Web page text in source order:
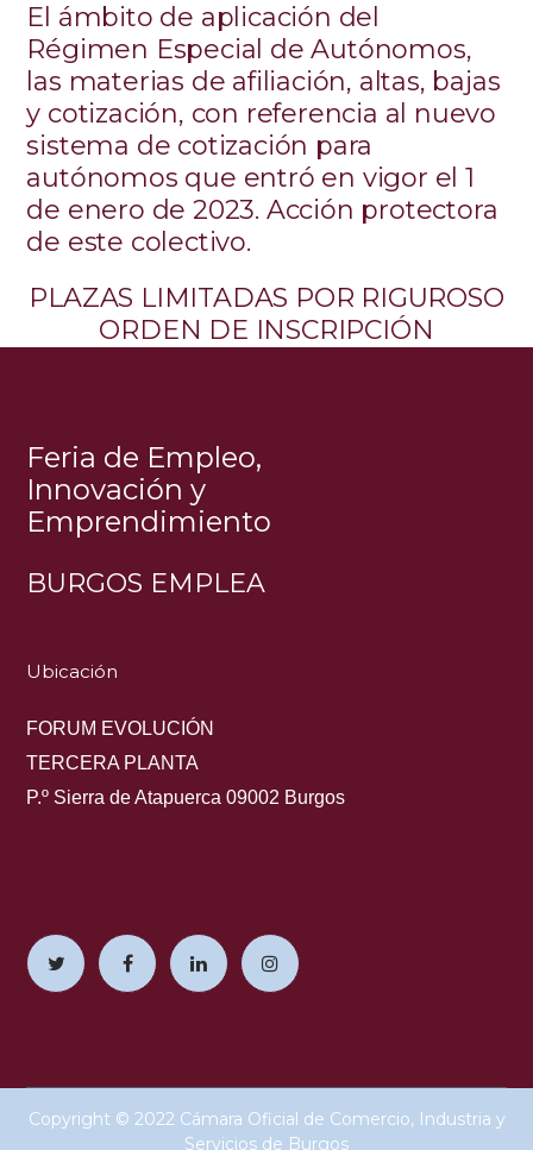
El ámbito de aplicación del
Régimen Especial de Autónomos,
las materias de afiliación, altas, bajas
y cotización, con referencia al nuevo
sistema de cotización para
autónomos que entró en vigor el 1
de enero de 2023. Acción protectora
de este colectivo.
PLAZAS LIMITADAS POR RIGUROSO
ORDEN DE INSCRIPCIÓN
Feria de Empleo,
Innovación y
Emprendimiento
BURGOS EMPLEA
Ubicación
FORUM EVOLUCIÓN
TERCERA PLANTA
P.º Sierra de Atapuerca 09002 Burgos
Copyright © 2022 Cámara Oficial de Comercio, Industria y
Servicios de Burgos